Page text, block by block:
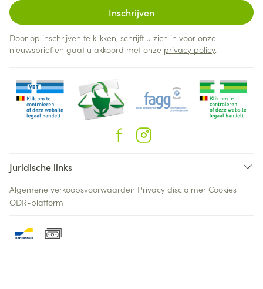
Inschrijven
Door op inschrijven te klikken, schrijft u zich in voor onze
nieuwsbrief en gaat u akkoord met onze privacy policy.
Juridische links
Algemene verkoopsvoorwaarden Privacy disclaimer Cookies
ODR-platform